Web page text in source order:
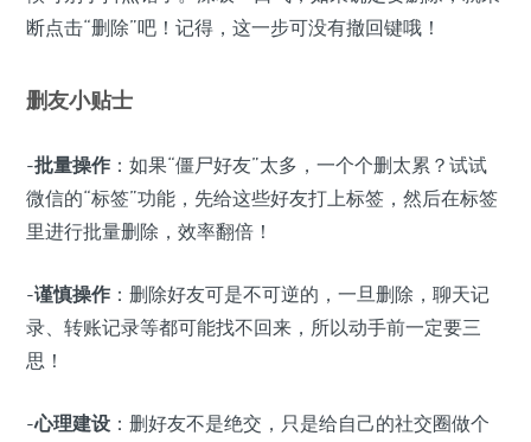
断点击“删除”吧！记得，这一步可没有撤回键哦！
删友小贴士
-批量操作 ：如果“僵尸好友”太多，一个个删太累？试试
微信的“标签”功能，先给这些好友打上标签，然后在标签
里进行批量删除，效率翻倍！
-谨慎操作 ：删除好友可是不可逆的，一旦删除，聊天记
录、转账记录等都可能找不回来，所以动手前一定要三
思！
-心理建设 ：删好友不是绝交，只是给自己的社交圈做个